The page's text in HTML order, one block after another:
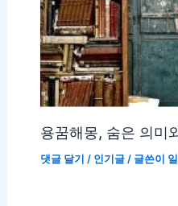
용꿈해몽, 숨은 의미
댓글 달기 / 인기글/ 글쓴이